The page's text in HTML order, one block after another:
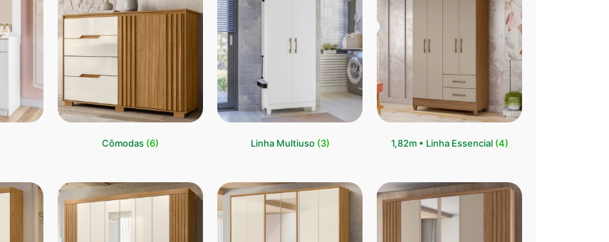
Cômodas (6) Linha Multiuso (3) 1,82m • Linha Essencial (4)